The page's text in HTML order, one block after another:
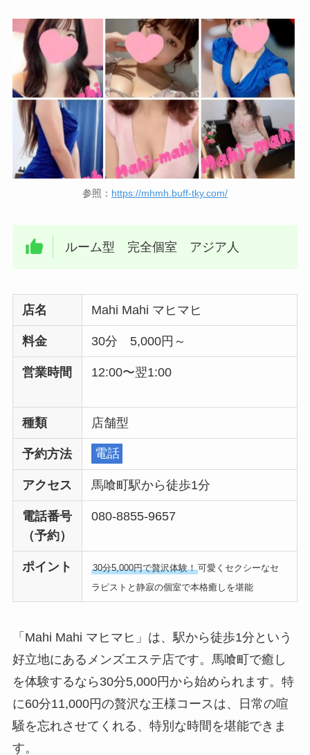
参照： https://mhmh.buff-tky.com/
ルーム型 完全個室 アジア人
店名 Mahi Mahi マヒマヒ
料金 30分 5,000円～
営業時間 12:00〜翌1:00
種類 店舗型
予約方法 電話
アクセス 馬喰町駅から徒歩1分
電話番号
（予約）
080-8855-9657
ポイント 30分5,000円で贅沢体験！可愛くセクシーなセ
ラピストと静寂の個室で本格癒しを堪能
「Mahi Mahi マヒマヒ」は、駅から徒歩1分という
好立地にあるメンズエステ店です。馬喰町で癒し
を体験するなら30分5,000円から始められます。特
に60分11,000円の贅沢な王様コースは、日常の喧
騒を忘れさせてくれる、特別な時間を堪能できま
す。